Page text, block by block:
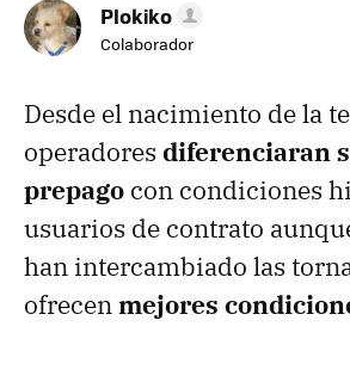
Plokiko
Colaborador
Desde el nacimiento de la
operadores diferenciaran
prepago con condiciones
usuarios de contrato
han intercambiado las
ofrecenmejores